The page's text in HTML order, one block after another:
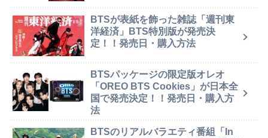
BTSが表紙を飾った雑誌「週刊東
洋経済」BTS特別版が発売決
定！！発売日・購入方法
BTSパッケージの限定版オレオ
「OREO BTS Cookies」が日本全
国で発売決定！！発売日・購入方
法
BTSのリアルバラエティ番組「In